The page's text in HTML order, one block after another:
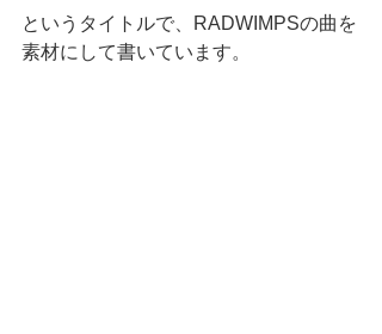
というタイトルで、RADWIMPSの曲を
素材にして書いています。